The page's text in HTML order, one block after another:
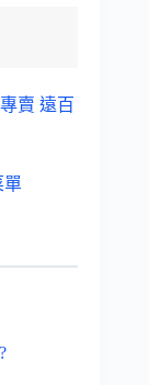
賣 遠百
單